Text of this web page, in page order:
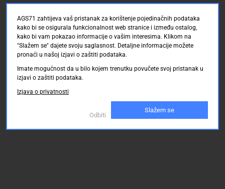
AGS71 zahtijeva vaš pristanak za korištenje pojedinačnih podataka
kako bi se osigurala funkcionalnost web stranice i između ostalog,
kako bi vam pokazao informacije o vašim interesima. Klikom na
"Slažem se" dajete svoju saglasnost. Detaljne informacije možete
pronaći u našoj izjavi o zaštiti podataka.
Imate mogućnost da u bilo kojem trenutku povučete svoj pristanak u
izjavi o zaštiti podataka.
Izjava o privatnosti
Odbiti
Slažem se